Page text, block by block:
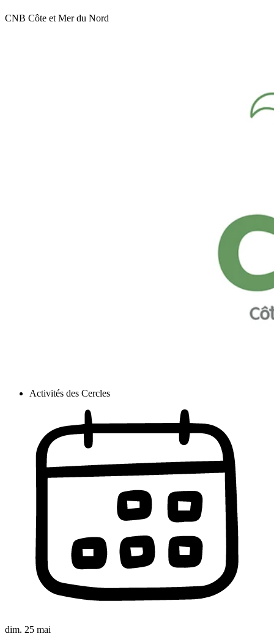
CNB Côte et Mer du Nord
Activités des Cercles
dim. 25 mai